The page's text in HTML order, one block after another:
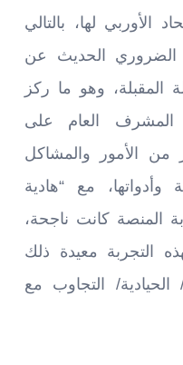
الأوربي لها، بالتالي
الضروري الحديث عن
المقبلة، وهو ما ركز
المشرف العام على
من الأمور والمشاكل
مع “هادية
المنصة كانت ناجحة،
التجربة معيدة ذلك
الحيادية/ التجاوب مع